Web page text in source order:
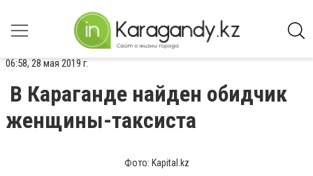
06:58, 28 мая 2019 г.
В Караганде найден обидчик
женщины-таксиста
Фото: Kapital.kz